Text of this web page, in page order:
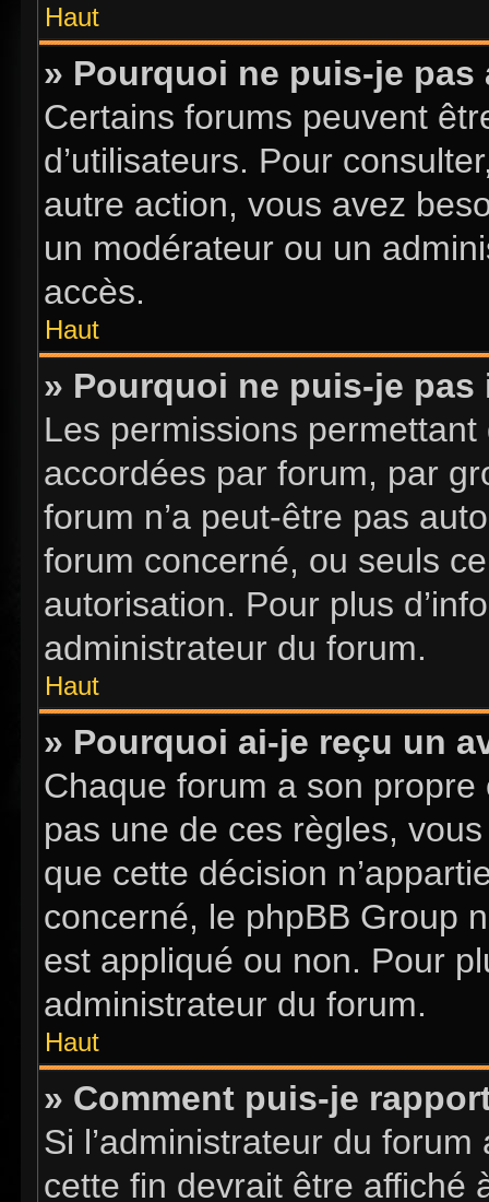
Haut
» Pourquoi ne puis-je
Certains forums peuvent
d’utilisateurs. Pour
autre action, vous avez
un modérateur ou un
accès.
Haut
» Pourquoi ne puis-je
Les permissions
accordées par forum, par
forum n’a peut-être pas
forum concerné, ou seuls
autorisation. Pour plus
administrateur du forum.
Haut
» Pourquoi ai-je reçu un
Chaque forum a son
pas une de ces règles,
que cette décision
concerné, le phpBB Group
est appliqué ou non. Pour
administrateur du forum.
Haut
» Comment puis-je
Si l’administrateur du
cette fin devrait être affiché